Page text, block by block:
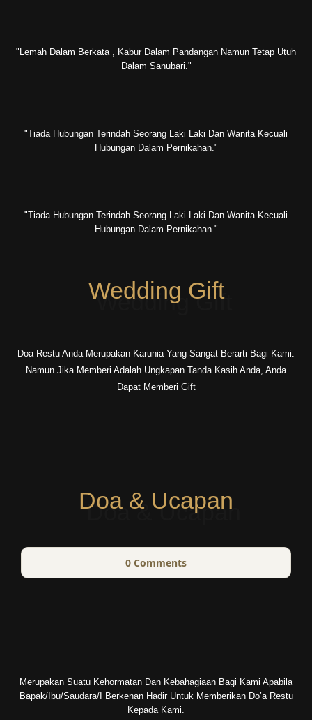
"lemah Dalam Berkata , Kabur Dalam Pandangan Namun Tetap Utuh
Dalam Sanubari."
"tiada Hubungan Terindah Seorang Laki Laki Dan Wanita Kecuali
Hubungan Dalam Pernikahan."
"tiada Hubungan Terindah Seorang Laki Laki Dan Wanita Kecuali
Hubungan Dalam Pernikahan."
Wedding Gift
Doa Restu Anda Merupakan Karunia Yang Sangat Berarti Bagi Kami.
Namun Jika Memberi Adalah Ungkapan Tanda Kasih Anda, Anda
Dapat Memberi Gift
Doa & Ucapan
0 Comments
Merupakan Suatu Kehormatan Dan Kebahagiaan Bagi Kami Apabila
Bapak/Ibu/Saudara/i Berkenan Hadir Untuk Memberikan Do’a Restu
Kepada Kami.